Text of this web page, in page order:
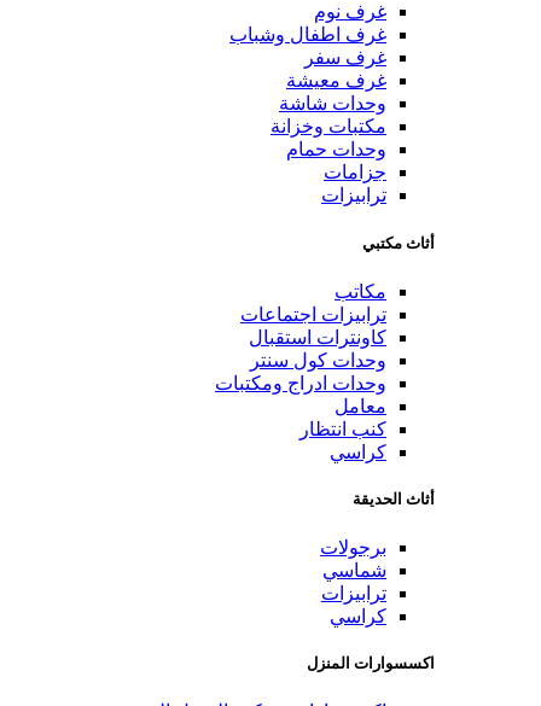
غرف نوم
غرف اطفال وشباب
غرف سفر
غرف معيشة
وحدات شاشة
مكتبات وخزانة
وحدات حمام
جزامات
ترابيزات
أثاث مكتبي
مكاتب
ترابيزات اجتماعات
كاونترات استقبال
وحدات كول سنتر
وحدات ادراج ومكتبات
معامل
كنب انتظار
كراسي
أثاث الحديقة
برجولات
شماسي
ترابيزات
كراسي
اكسسوارات المنزل